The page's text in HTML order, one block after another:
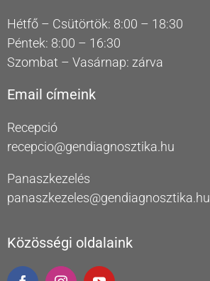
Hétfő – Csütörtök: 8:00 – 18:30
Péntek: 8:00 – 16:30
Szombat – Vasárnap: zárva
Email címeink
Recepció
recepcio@gendiagnosztika.hu
Panaszkezelés
panaszkezeles@gendiagnosztika.hu
Közösségi oldalaink